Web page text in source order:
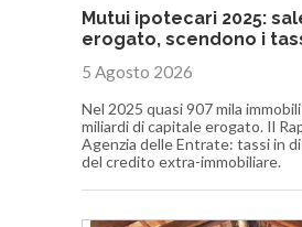
Mutui ipotecari 2025:
erogato, scendono i
5 Agosto 2026
Nel 2025 quasi 907 mila
miliardi di capitale erogato. Il
Agenzia delle Entrate: tassi in
del credito extra-immobiliare.